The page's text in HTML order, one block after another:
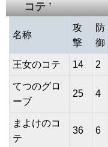
コテ†
名称
攻
撃
防
御
王女のコテ 14 2
てつのグロ
ーブ
25 4
まよけのコ
テ
36 6